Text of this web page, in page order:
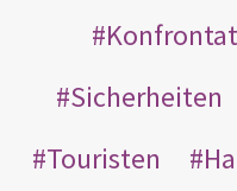
Sicherheiten
Touristen